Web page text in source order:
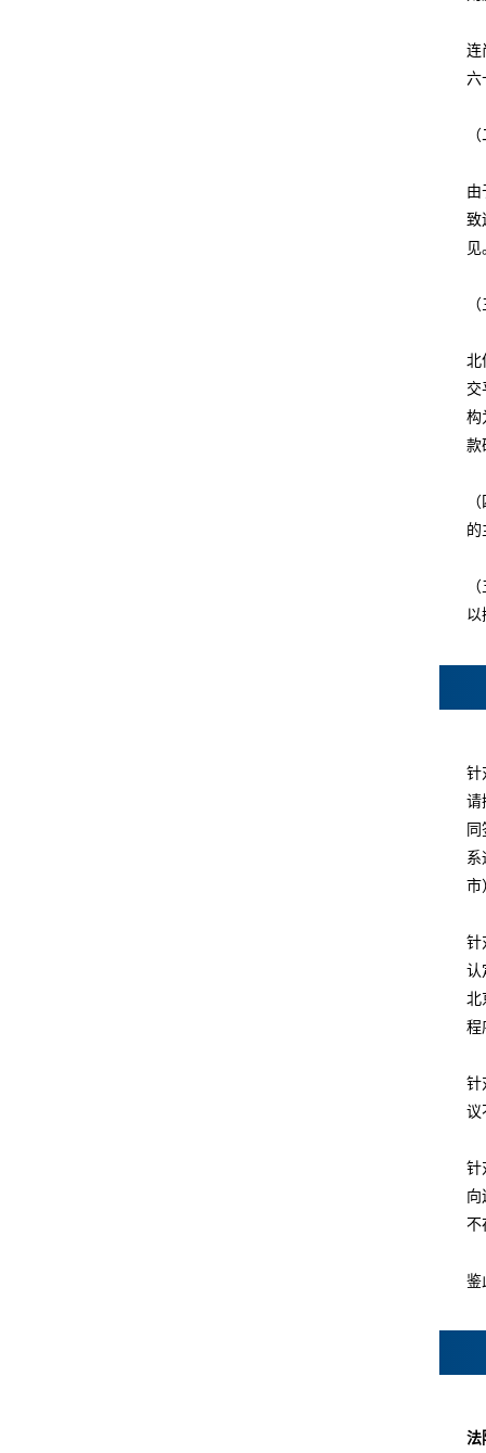
连
六
由
致
见
北
交
构
款
的
以
针
请
系
市
针
认
北
程
针
议
针
向
不
鉴
法